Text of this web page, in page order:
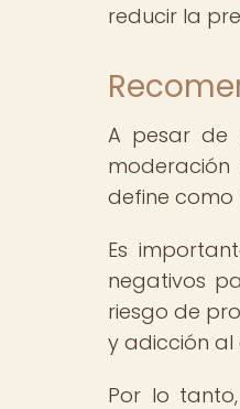
reducir la
A pesar de
define
Es
negativos
riesgo de
y adicción al
Por lo